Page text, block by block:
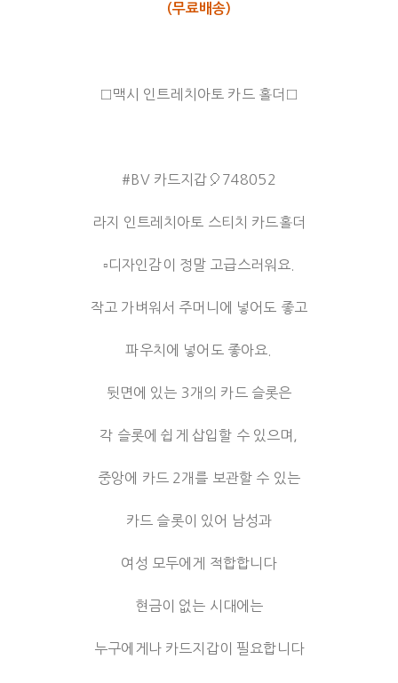
(무료배송)
□맥시 인트레치아토 카드 홀더□
#BV 카드지갑🎈748052
라지 인트레치아토 스티치 카드홀더
▫️️️디자인감이 정말 고급스러워요.
작고 가벼워서 주머니에 넣어도 좋고
파우치에 넣어도 좋아요.
뒷면에 있는 3개의 카드 슬롯은
각 슬롯에 쉽게 삽입할 수 있으며,
중앙에 카드 2개를 보관할 수 있는
카드 슬롯이 있어 남성과
여성 모두에게 적합합니다
현금이 없는 시대에는
누구에게나 카드지갑이 필요합니다